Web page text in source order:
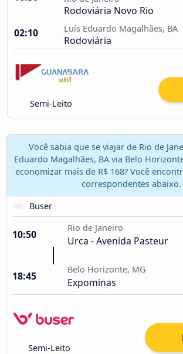
Rodoviária Novo Rio
02:10
Luís Eduardo Magalhães, BA
Rodoviária
Semi-Leito
Você sabia que se viajar de Rio de
Eduardo Magalhães, BA via Belo
economizar mais de R$ 168? Você
correspondentes abaixo.
Buser
10:50
Rio de Janeiro
Urca - Avenida Pasteur
18:45
Belo Horizonte, MG
Expominas
Semi-Leito